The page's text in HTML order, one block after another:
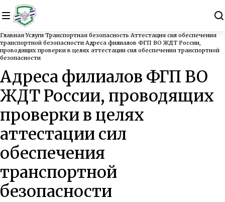
Главная Услуги Транспортная безопасность Аттестация сил обеспечения
транспортной безопасности Адреса филиалов ФГП ВО ЖДТ России,
проводящих проверки в целях аттестации сил обеспечения транспортной
безопасности
Адреса филиалов ФГП ВО
ЖДТ России, проводящих
проверки в целях
аттестации сил
обеспечения
транспортной
безопасности